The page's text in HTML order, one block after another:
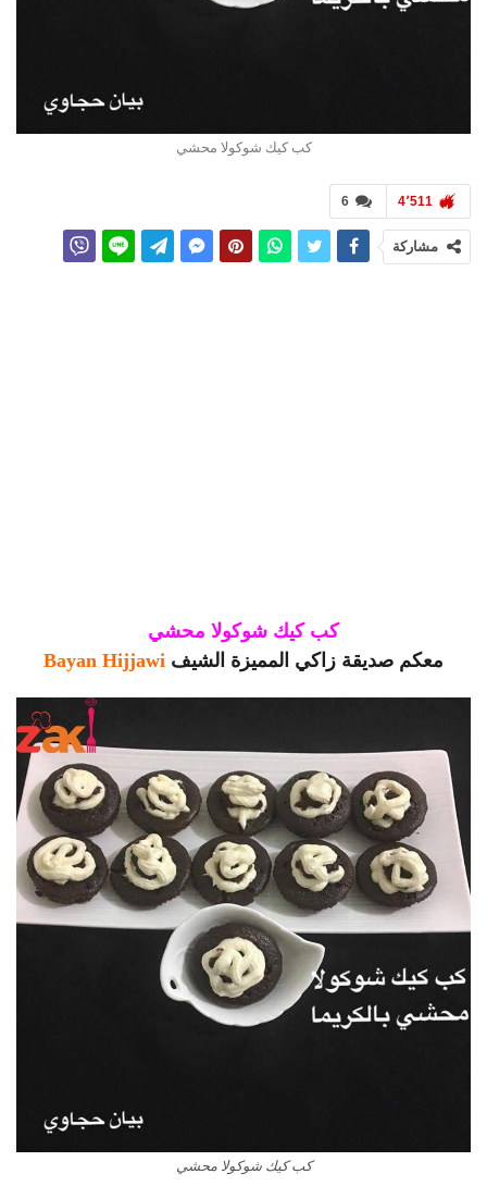
كب كيك شوكولا محشي
6 4٬511
مشاركة
كب كيك شوكولا محشي
معكم صديقة زاكي المميزة الشيف Bayan Hijjawi
كب كيك شوكولا محشي